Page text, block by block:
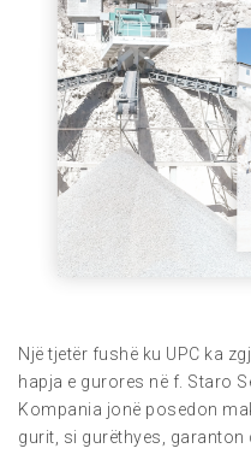
Një tjetër fushë ku UPC ka
hapja e gurores në f. Staro
Kompania jonë posedon
gurit, si gurëthyes, garanton